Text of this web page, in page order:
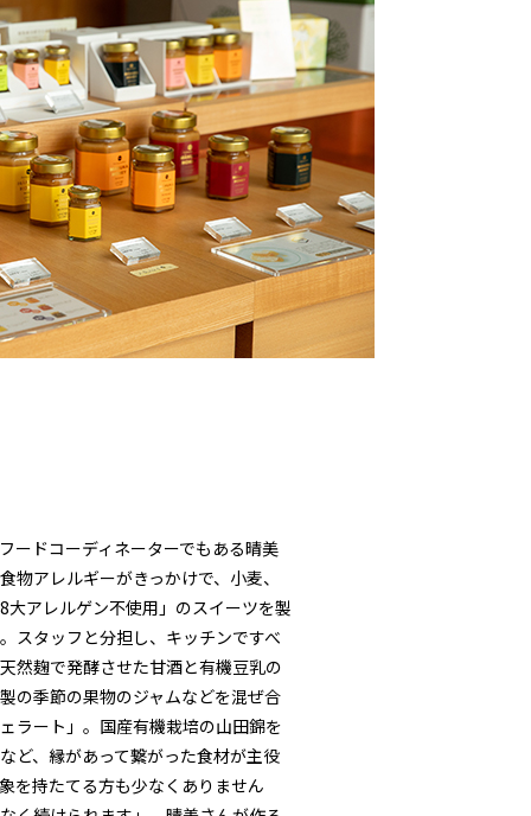
ードコーディネーターでもある晴美
物アレルギーがきっかけで、小麦、
大アレルゲン不使用」のスイーツを製
スタッフと分担し、キッチンですべ
然麹で発酵させた甘酒と有機豆乳の
の季節の果物のジャムなどを混ぜ合
ラート」。国産有機栽培の山田錦を
ど、縁があって繋がった食材が主役
を持たてる方も少なくありません